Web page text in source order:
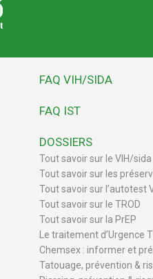
FAQ VIH/SIDA
FAQ IST
DOSSIERS
Tout savoir sur le VIH/sida
Tout savoir sur les
Tout savoir sur l’autotest
Tout savoir sur le TROD
Tout savoir sur la PrEP
Le traitement d’Urgence
Chemsex : informer et
Tatouage, prévention &